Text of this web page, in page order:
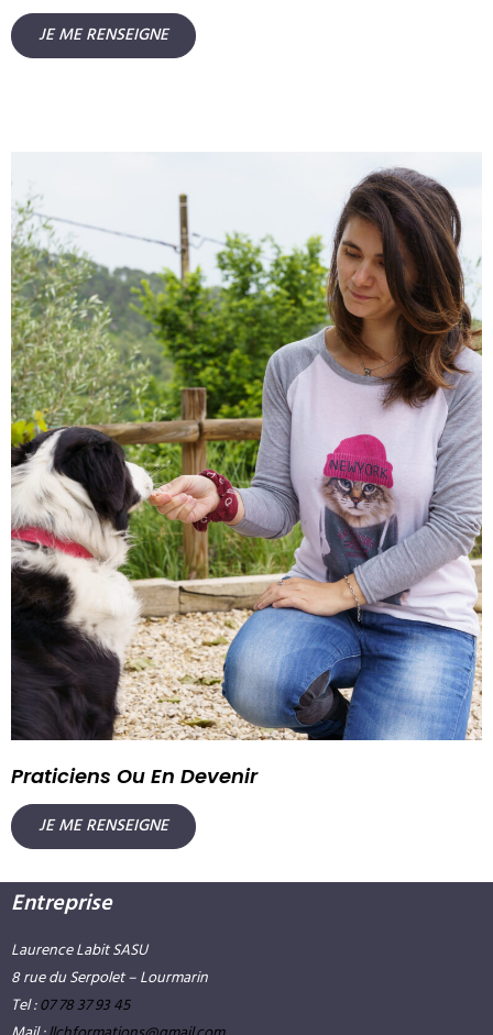
JE ME RENSEIGNE
Praticiens Ou En Devenir
JE ME RENSEIGNE
Entreprise
Laurence Labit SASU
8 rue du Serpolet – Lourmarin
Tel :07 78 37 93 45